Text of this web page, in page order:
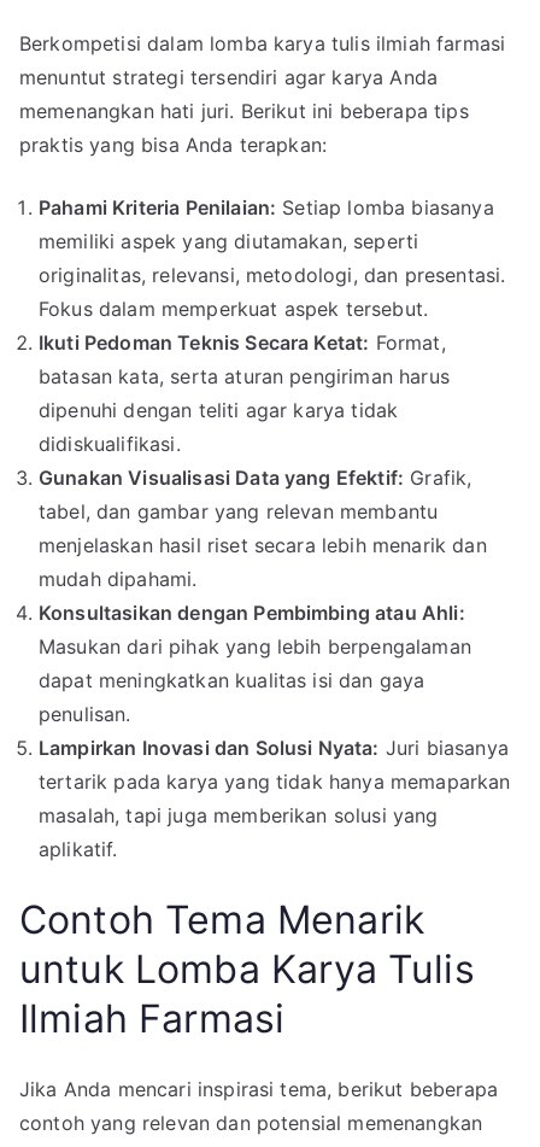
Berkompetisi dalam lomba karya tulis ilmiah farmasi
menuntut strategi tersendiri agar karya Anda
memenangkan hati juri. Berikut ini beberapa tips
praktis yang bisa Anda terapkan:
Pahami Kriteria Penilaian: Setiap lomba biasanya
memiliki aspek yang diutamakan, seperti
originalitas, relevansi, metodologi, dan presentasi.
Fokus dalam memperkuat aspek tersebut.
Ikuti Pedoman Teknis Secara Ketat: Format,
batasan kata, serta aturan pengiriman harus
dipenuhi dengan teliti agar karya tidak
didiskualifikasi.
Gunakan Visualisasi Data yang Efektif: Grafik,
tabel, dan gambar yang relevan membantu
menjelaskan hasil riset secara lebih menarik dan
mudah dipahami.
Konsultasikan dengan Pembimbing atau Ahli:
Masukan dari pihak yang lebih berpengalaman
dapat meningkatkan kualitas isi dan gaya
penulisan.
Lampirkan Inovasi dan Solusi Nyata: Juri biasanya
tertarik pada karya yang tidak hanya memaparkan
masalah, tapi juga memberikan solusi yang
aplikatif.
Contoh Tema Menarik
untuk Lomba Karya Tulis
Ilmiah Farmasi
Jika Anda mencari inspirasi tema, berikut beberapa
contoh yang relevan dan potensial memenangkan